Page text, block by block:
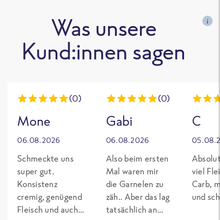
Was unsere
Kund:innen sagen
i
(0)
Mone
06.08.2026
Schmeckte uns
super gut.
Konsistenz
cremig, genügend
Fleisch und auch
(0)
Gabi
06.08.2026
Also beim ersten
Mal waren mir
die Garnelen zu
zäh.. Aber das lag
tatsächlich an
C
viel
Carb,
und